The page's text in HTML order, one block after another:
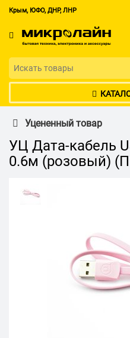
Крым, ЮФО, ДНР, ЛНР
Уцененный товар
УЦ Дата-кабель
0.6м (розовый)